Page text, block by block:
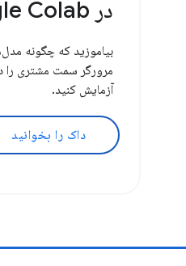
در Google Colab
بیاموزید که چگونه
مرورگر سمت مشتری را
آزمایش کنید.
داک را بخوانید